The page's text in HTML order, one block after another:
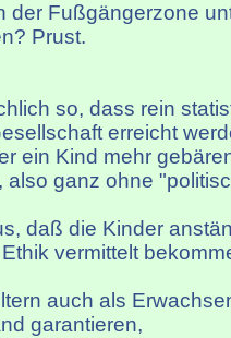
der Fußgängerzone
Prust.
so, dass rein
erreicht
ein Kind mehr
ganz ohne
daß die Kinder
vermittelt
auch als
garantieren,